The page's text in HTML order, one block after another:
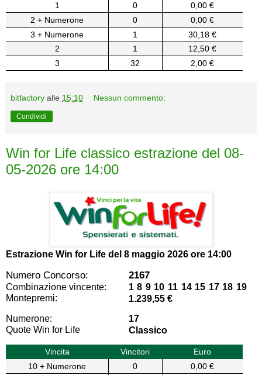
1
0
0,00 €
2 + Numerone
0
0,00 €
3 + Numerone
1
30,18 €
2
1
12,50 €
3
32 2,00 €
bitfactory alle 15:10 Nessun commento:
Condividi
Win for Life classico estrazione del 08-
05-2026 ore 14:00
Estrazione Win for Life del 8 maggio 2026 ore 14:00
Numero Concorso: 2167
Combinazione vincente:
1 8 9 10 11 14 15 17 18 19
Montepremi:
1.239,55 €
Numerone:
17
Quote Win for Life
Classico
Vincita Vincitori
Euro
10 + Numerone
0
0,00 €